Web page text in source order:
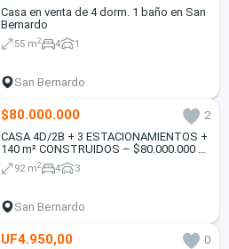
Casa en venta de 4 dorm. 1 baño en San
Bernardo
55 m2 4 1
San Bernardo
$80.000.000
2
CASA 4D/2B + 3 ESTACIONAMIENTOS +
140 m² CONSTRUIDOS – $80.000.000 –
SAN BERNARDO
92 m2 4 3
San Bernardo
UF4.950,00
0